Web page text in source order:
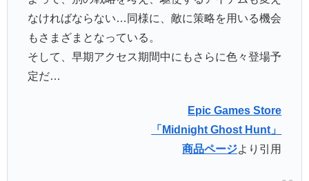
なければならない…同様に、敵に策略を用いる機会
もさまざまとなっている。
そして、早期アクセス期間中にもさらに色々登場予
定だ…
Epic Games Store
「Midnight Ghost Hunt」
商品ページより引用